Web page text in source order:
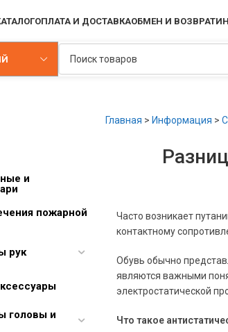
ОПЛАТА И ДОСТАВКАОБМЕН И ВОЗВРАТ
Главная > Информация >
и
пожарной
рук
головы и
Часто возникает
контактному
Обувь обычно
являются важными
электростатической
Что такое